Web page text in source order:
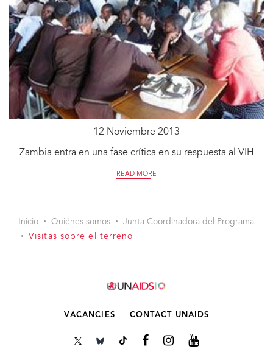
12 Noviembre 2013
Zambia entra en una fase crítica en su respuesta al VIH
READ MORE
Inicio Quiénes somos
Junta Coordinadora del Programa
Visitas sobre el terreno
VACANCIES CONTACT UNAIDS